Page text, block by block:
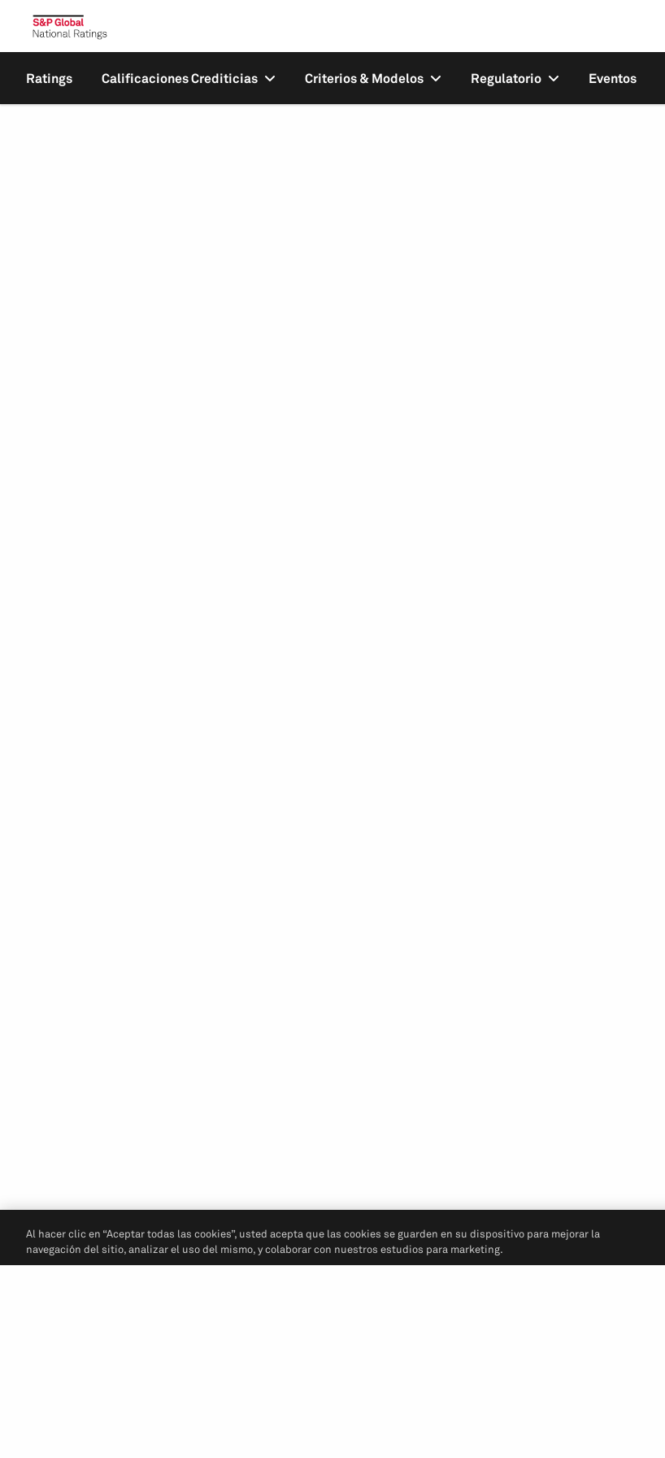
Ratings Calificaciones Crediticias Criterios & Modelos Regulatorio Eventos
Al hacer clic en “Aceptar todas las cookies”, usted acepta que las cookies se guarden en su dispositivo para mejorar la
navegación del sitio, analizar el uso del mismo, y colaborar con nuestros estudios para marketing.